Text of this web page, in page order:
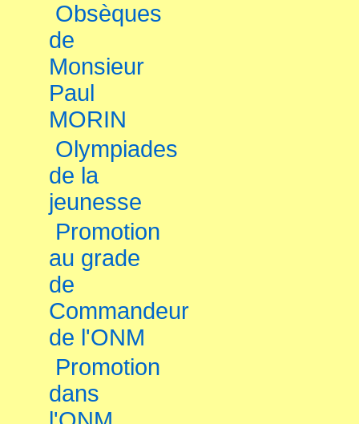
Obsèques
de
Monsieur
Paul
MORIN
Olympiades
de la
jeunesse
Promotion
au grade
de
Commandeur
de l'ONM
Promotion
dans